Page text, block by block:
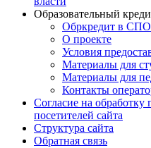
Образовательный
Обркредит в СПО
О проекте
Условия
Материалы для
Материалы для
Контакты
Согласие на
посетителей сайта
Структура сайта
Обратная связь